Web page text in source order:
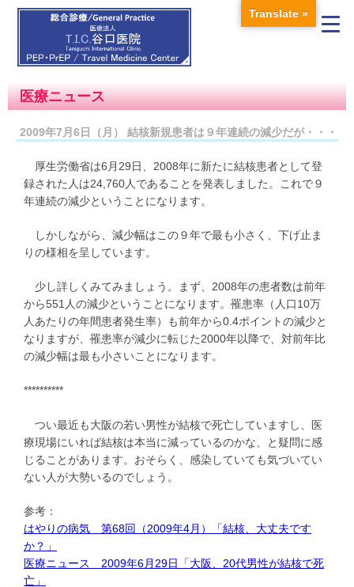
医療ニュース
2009年7月6日（月） 結核新規患者は９年連続の減少だが・・・
厚生労働省は6月29日、2008年に新たに結核患者として登
録された人は24,760人であることを発表しました。これで９
年連続の減少ということになります。
しかしながら、減少幅はこの９年で最も小さく、下げ止ま
りの様相を呈しています。
少し詳しくみてみましょう。まず、2008年の患者数は前年
から551人の減少ということになります。罹患率（人口10万
人あたりの年間患者発生率）も前年から0.4ポイントの減少と
なりますが、罹患率が減少に転じた2000年以降で、対前年比
の減少幅は最も小さいことになります。
**********
つい最近も大阪の若い男性が結核で死亡していますし、医
療現場にいれば結核は本当に減っているのかな、と疑問に感
じることがあります。おそらく、感染していても気づいてい
ない人が大勢いるのでしょう。
参考：
はやりの病気 第68回（2009年4月）「結核、大丈夫です
か？」
医療ニュース 2009年6月29日「大阪、20代男性が結核で死
亡」
Translate »